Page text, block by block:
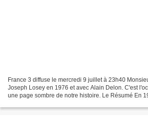
France 3 diffuse le mercredi 9 juillet à 23h40
Joseph Losey en 1976 et avec Alain Delon. C'est
une page sombre de notre histoire. Le Résumé En